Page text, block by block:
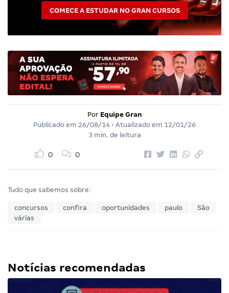
COMECE A ESTUDAR NO GRAN CURSOS
Por Equipe Gran
Publicado em 26/08/14 • Atualizado em 12/01/26
3 min. de leitura
0 0
Tudo que sabemos sobre:
concursos confira oportunidades paulo
São
várias
Notícias recomendadas